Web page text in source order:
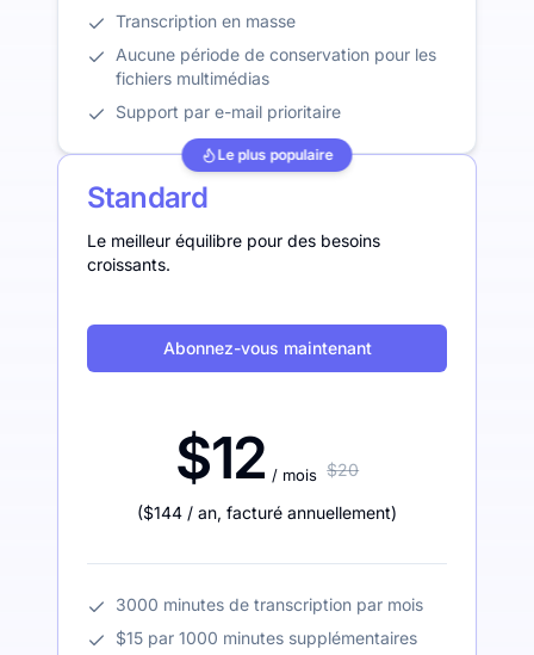
Transcription en masse
Aucune période de conservation pour les
fichiers multimédias
Support par e-mail prioritaire
Le plus populaire
Standard
Le meilleur équilibre pour des besoins
croissants.
Abonnez-vous maintenant
$12 / mois $20
($144 / an, facturé annuellement)
3000 minutes de transcription par mois
$15 par 1000 minutes supplémentaires